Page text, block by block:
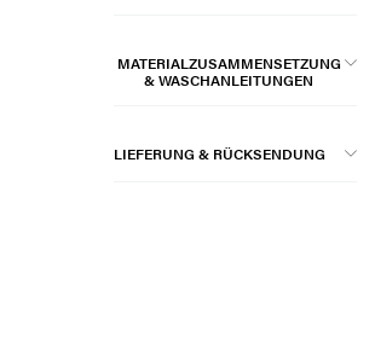
MATERIALZUSAMMENSETZUNG
& WASCHANLEITUNGEN
LIEFERUNG & RÜCKSENDUNG